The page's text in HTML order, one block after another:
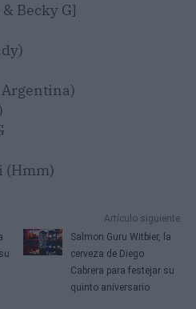
Becky G]
Argentina)
(Hmm)
Artículo siguiente
Salmon Guru Witbier, la
cerveza de Diego
Cabrera para festejar su
quinto aniversario